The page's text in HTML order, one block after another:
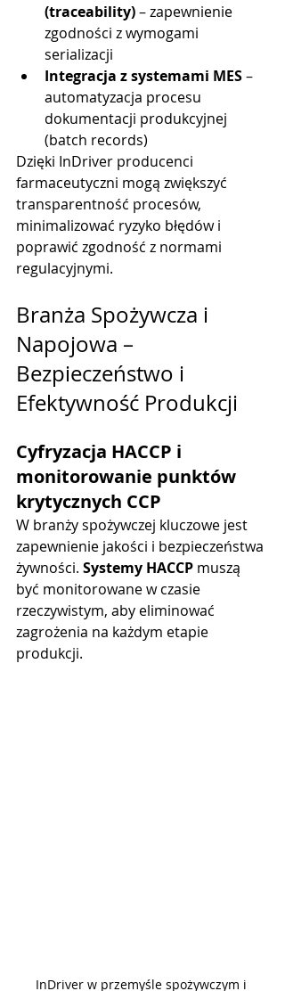
(traceability) – zapewnienie
zgodności z wymogami
serializacji
Integracja z systemami MES –
automatyzacja procesu
dokumentacji produkcyjnej
(batch records)
Dzięki InDriver producenci
farmaceutyczni mogą zwiększyć
transparentność procesów,
minimalizować ryzyko błędów i
poprawić zgodność z normami
regulacyjnymi.
Branża Spożywcza i
Napojowa –
Bezpieczeństwo i
Efektywność Produkcji
Cyfryzacja HACCP i
monitorowanie punktów
krytycznych CCP
W branży spożywczej kluczowe jest
zapewnienie jakości i bezpieczeństwa
żywności. Systemy HACCP muszą
być monitorowane w czasie
rzeczywistym, aby eliminować
zagrożenia na każdym etapie
produkcji.
InDriver w przemyśle spożywczym i